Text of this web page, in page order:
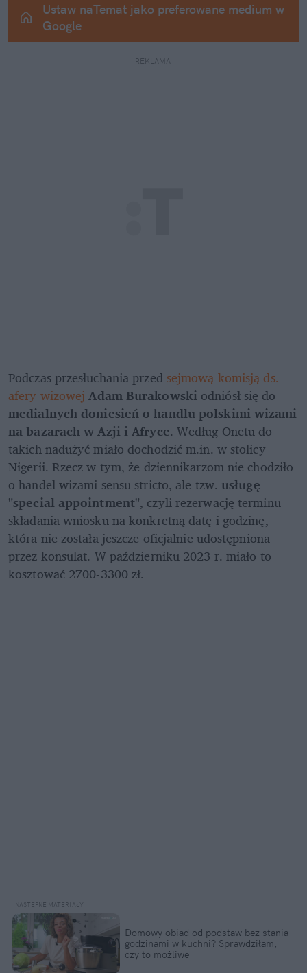
Ustaw naTemat jako preferowane medium w
Google
REKLAMA
Podczas przesłuchania przed sejmową komisją ds.
afery wizowej Adam Burakowski
medialnych doniesień o handlu polskimi wizami
na bazarach w Azji i Afryce. Według Onetu do
takich nadużyć miało dochodzić m.in. w stolicy
Nigerii. Rzecz w tym, że dziennikarzom nie chodziło
o handel wizami sensu stricto, ale tzw. usługę
"special appointment", czyli rezerwację terminu
składania wniosku na konkretną datę i godzinę,
która nie została jeszcze oficjalnie udostępniona
przez konsulat. W październiku 2023 r. miało to
kosztować 2700-3300 zł.
Domowy obiad od podstaw bez stania
godzinami w kuchni? Sprawdziłam,
czy to możliwe